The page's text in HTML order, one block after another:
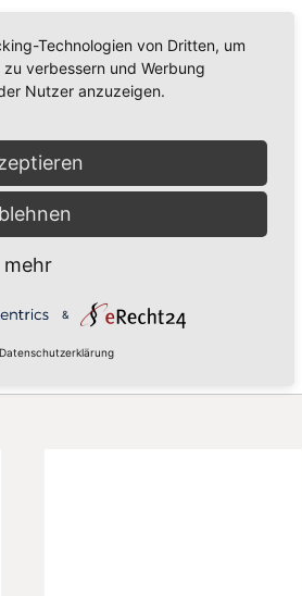
Technologien von Dritten, um
verbessern und Werbung
Nutzer anzuzeigen.
mehr
&
Datenschutzerklärung